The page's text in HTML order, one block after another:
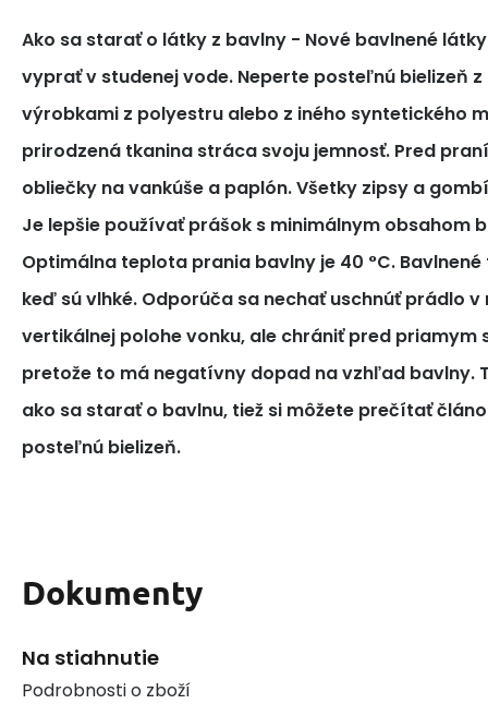
Ako sa starať o látky z bavlny - Nové bavlnené
vyprať v studenej vode. Neperte posteľnú bielizeň
výrobkami z polyestru alebo z iného syntetického
prirodzená tkanina stráca svoju jemnosť. Pred
obliečky na vankúše a paplón. Všetky zipsy a
Je lepšie používať prášok s minimálnym obsahom
Optimálna teplota prania bavlny je 40 °C. Bavlnené
keď sú vlhké. Odporúča sa nechať uschnúť prádlo
vertikálnej polohe vonku, ale chrániť pred priamym
pretože to má negatívny dopad na vzhľad bavlny.
ako sa starať o bavlnu, tiež si môžete prečítať
posteľnú bielizeň.
Dokumenty
Na stiahnutie
Podrobnosti o zboží